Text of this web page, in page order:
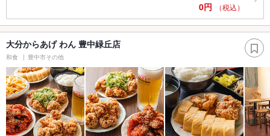
0円 （税込）
大分からあげ わん 豊中緑丘店
和食 豊中市その他